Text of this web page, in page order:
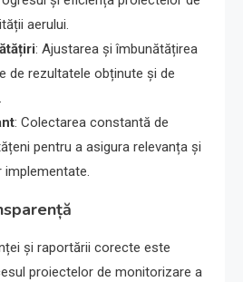
aerului.
: Ajustarea și îmbunătățirea
de rezultatele obținute și de
: Colectarea constantă de
pentru a asigura relevanța și
și raportării corecte este
proiectelor de monitorizare a